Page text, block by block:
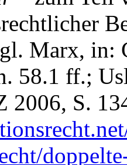
Marx, in:
58.1 ff.;
2006, S.